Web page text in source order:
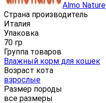
Almo Nature
Страна производитель
Италия
Упаковка
70 гр
Группа товаров
Влажный корм для кошек
Возраст кота
взрослые
Размер породы
все размеры